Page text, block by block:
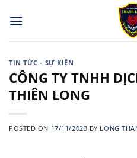
TIN TỨC - SỰ KIỆN
CÔNG TY TNHH
THIÊN LONG
POSTED ON 17/11/2023 BY LONG